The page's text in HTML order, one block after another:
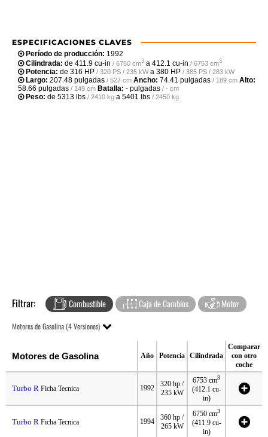
ESPECIFICACIONES CLAVES
Período de producción: 1992
Cilindrada: de 411.9 cu-in / 6750 cm3 a 412.1 cu-in / 6753 cm3
Potencia: de 316 HP / 320 PS / 235 kWa 380 HP / 385 PS / 283 kW
Largo: 207.48 pulgadas / 527 cm Ancho: 74.41 pulgadas / 189 cm Alto:
58.66 pulgadas / 149 cm Batalla: - pulgadas / - cm
Peso: de 5313 lbs / 2410 kg a 5401 lbs / 2450 kg
Filtrar: Combustible Caja de Cambios Motor
Motores de Gasolina (4 Versiones)
Motores de Gasolina Año Potencia Cilindrada
Comparar
con otro
coche
Turbo R Ficha Tecnica 1992
320 hp /
235 kW
6753 cm3
(412.1 cu-
in)
Turbo R Ficha Tecnica 1994
360 hp /
265 kW
6750 cm3
(411.9 cu-
in)